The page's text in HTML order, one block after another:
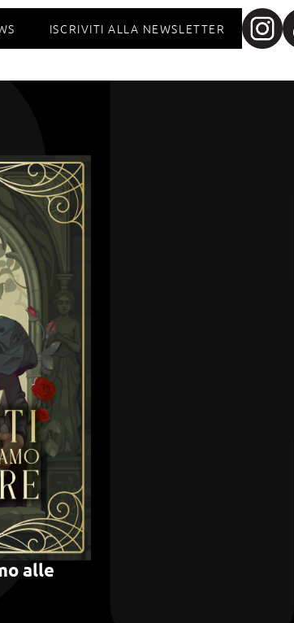
ISCRIVITI ALLA NEWSLETTER
alle